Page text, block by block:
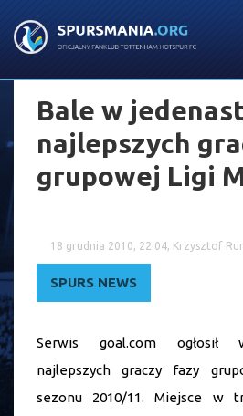
Bale w
najlepszych
grupowej Ligi
18 grudnia 2010, 22:04, Krzysztof
SPURS NEWS
Serwis goal.com ogłosił
najlepszych graczy fazy
sezonu 2010/11. Miejsce w